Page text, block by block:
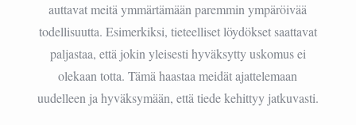
auttavat meitä ymmärtämään paremmin ympäröivää
todellisuutta. Esimerkiksi, tieteelliset löydökset saattavat
paljastaa, että jokin yleisesti hyväksytty uskomus ei
olekaan totta. Tämä haastaa meidät ajattelemaan
uudelleen ja hyväksymään, että tiede kehittyy jatkuvasti.